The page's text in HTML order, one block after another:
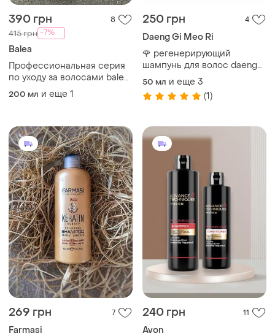
390 грн 8
415 грн -7%
Balea
Профессиональная серия
по уходу за волосами balea
professional plex care
200 мл и еще 1
250 грн 4
Daeng Gi Meo Ri
🌹 регенерирующий
шампунь для волос daeng
gi meo ri vitalizing shampoo
50 мл и еще 3
(1)
269 грн 7
Farmasi
240 грн 11
Avon